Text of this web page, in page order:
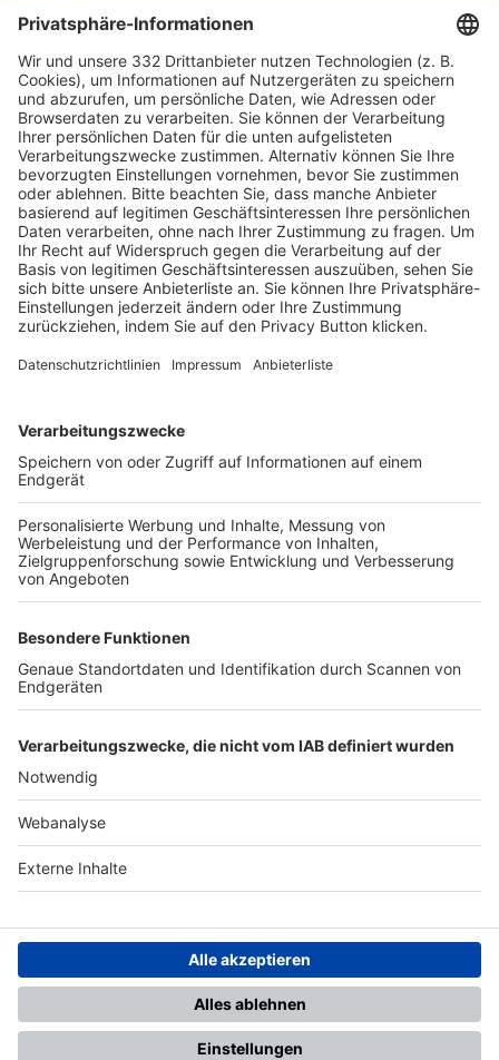
HÄUFIG BESUCHTE SEITEN
Pässe und Vereinswechsel
Trainerausbildung
Schulungsangebot Vereinsmitarbeiter
BFV-Geschäftsstellen
Trainerbörse
Login SpielPlus
FOLGE DEM BFV
TOP-VEREINE
TOP-PARTNER
Nutzungsbedingungen Datenschutz Impressum